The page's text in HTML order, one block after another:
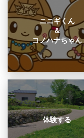
ニニギくん
＆
コノハナちゃん
体験する